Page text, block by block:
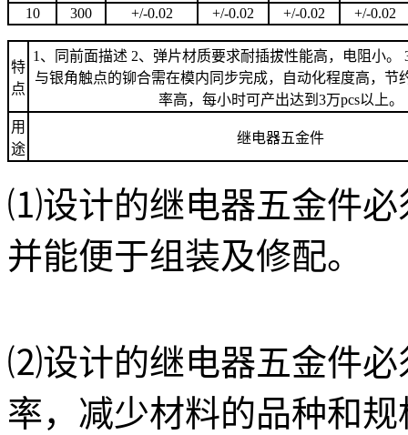
10
300 +/-0.02 +/-0.02 +/-0.02 +/-0.02
特
点
1、同前面描述 2、弹片材质要求耐插拔性能高，电阻小。
与银角触点的铆合需在模内同步完成，自动化程度高，节
率高，每小时可产出达到3万pcs以上。
用
途
继电器五金件
⑴设计的继电器五金件必
并能便于组装及修配。
⑵设计的继电器五金件必
率，减少材料的品种和